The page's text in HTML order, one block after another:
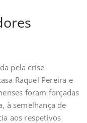
pela crise
Raquel Pereira e
foram forçadas
à semelhança de
aos respetivos